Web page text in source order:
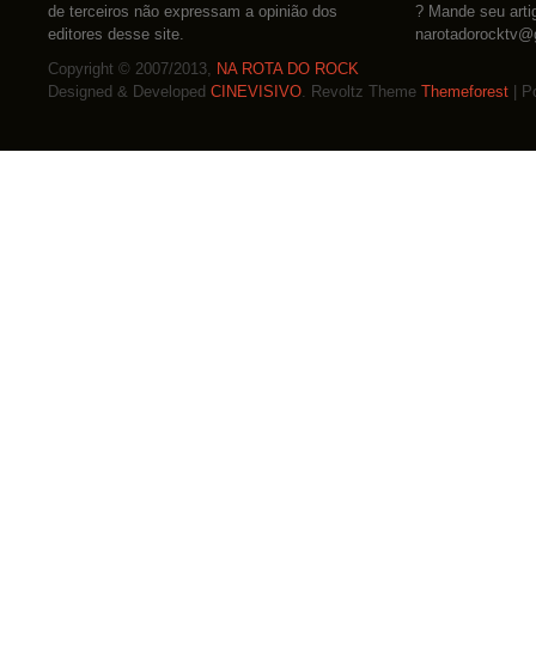
de terceiros não expressam a opinião dos
editores desse site.
? Mande seu
Copyright © 2007/2013, NA ROTA DO ROCK
Designed & Developed CINEVISIVO. Revoltz Theme Themeforest |